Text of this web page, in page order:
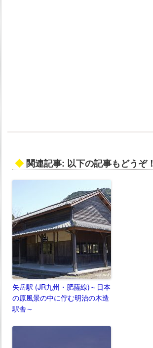
◆関連記事: 以下の記事もどうぞ！
矢岳駅 (JR九州・肥薩線)～日本
の原風景の中に佇む明治の木造
駅舎～